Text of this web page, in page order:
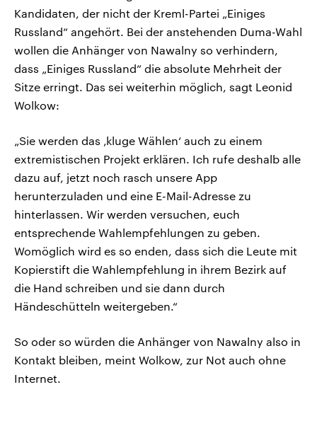
Kandidaten, der nicht der Kreml-Partei „Einiges
Russland“ angehört. Bei der anstehenden Duma-Wahl
wollen die Anhänger von Nawalny so verhindern,
dass „Einiges Russland“ die absolute Mehrheit der
Sitze erringt. Das sei weiterhin möglich, sagt Leonid
Wolkow:
„Sie werden das ‚kluge Wählen‘ auch zu einem
extremistischen Projekt erklären. Ich rufe deshalb alle
dazu auf, jetzt noch rasch unsere App
herunterzuladen und eine E-Mail-Adresse zu
hinterlassen. Wir werden versuchen, euch
entsprechende Wahlempfehlungen zu geben.
Womöglich wird es so enden, dass sich die Leute mit
Kopierstift die Wahlempfehlung in ihrem Bezirk auf
die Hand schreiben und sie dann durch
Händeschütteln weitergeben.“
So oder so würden die Anhänger von Nawalny also in
Kontakt bleiben, meint Wolkow, zur Not auch ohne
Internet.